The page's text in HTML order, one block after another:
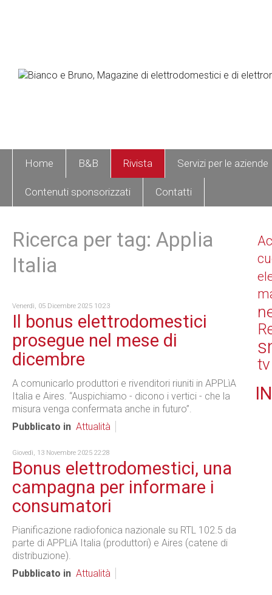
Home B&B Rivista Servizi per le aziende
Contenuti sponsorizzati Contatti
Ricerca per tag: Applia
Italia
Venerdì, 05 Dicembre 2025 10:23
Il bonus elettrodomestici
prosegue nel mese di
dicembre
A comunicarlo produttori e rivenditori riuniti in APPLìA
Italia e Aires. “Auspichiamo - dicono i vertici - che la
misura venga confermata anche in futuro”.
Pubblicato in Attualità
Giovedì, 13 Novembre 2025 22:28
Bonus elettrodomestici, una
campagna per informare i
consumatori
Pianificazione radiofonica nazionale su RTL 102.5 da
parte di APPLiA Italia (produttori) e Aires (catene di
distribuzione).
Pubblicato in Attualità
tv
IN